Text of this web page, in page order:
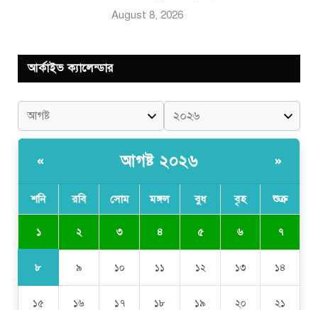
August 8, 2026
আর্কাইভ ক্যালেন্ডার
« আগষ্ট ২০২৬ »
শনি রবি সোম মঙ্গল বুধ বৃহ শুক্র
১ ২ ৩ ৪ ৫ ৬ ৭
৮ ৯ ১০ ১১ ১২ ১৩ ১৪
১৫ ১৬ ১৭ ১৮ ১৯ ২০ ২১